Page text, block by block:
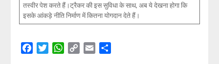
तस्वीर पेश करते हैं।ट्रैकर की इस सुविधा के साथ, अब ये देखना होगा कि
इसके आंकड़े नीति निर्माण में कितना योगदान देते हैं।
FacebookTwitterWhatsApp
Copy
Email